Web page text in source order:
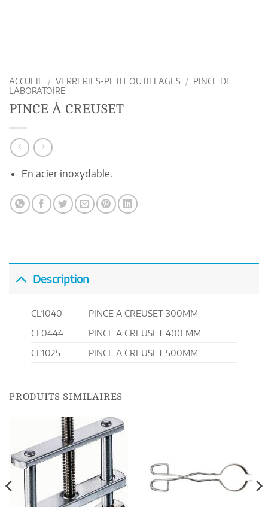
ACCUEIL / VERRERIES-PETIT OUTILLAGES / PINCE DE
LABORATOIRE
PINCE À CREUSET
En acier inoxydable.
Description
CL1040
PINCE A CREUSET 300MM
CL0444
PINCE A CREUSET 400 MM
CL1025
PINCE A CREUSET 500MM
PRODUITS SIMILAIRES